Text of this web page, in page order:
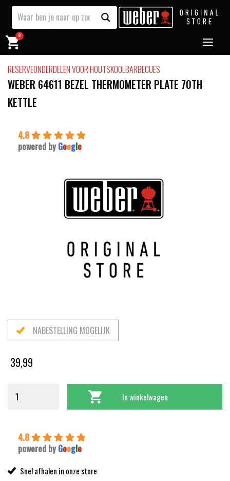
0
RESERVEONDERDELEN VOOR HOUTSKOOLBARBECUES
WEBER 64611 BEZEL THERMOMETER PLATE 70TH
KETTLE
4.8
powered by Google
NABESTELLING MOGELIJK
39,99
In winkelwagen
4.8
powered by Google
Snel afhalen in onze store